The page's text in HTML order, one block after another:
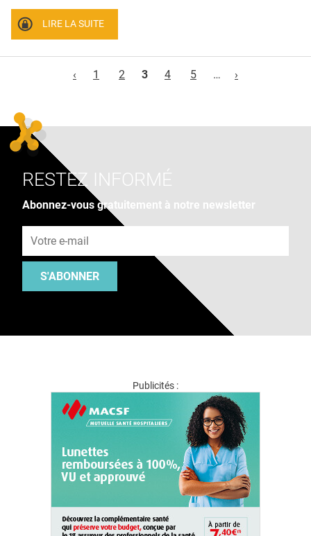
LIRE LA SUITE
‹
1 2 3 4 5 … ›
RESTEZ INFORMÉ
Abonnez-vous gratuitement à notre newsletter
S'ABONNER
Publicités :